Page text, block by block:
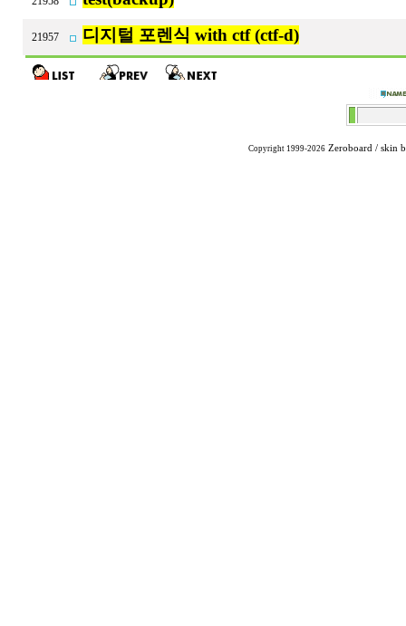
21957 디지털 포렌식 with ctf (ctf-d)
Copyright 1999-2026 Zeroboard / skin